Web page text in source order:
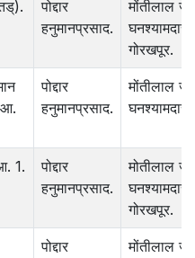
पोद्दार
हनुमानप्रसाद.
मोंतीलाल
घनश्यामदास
गोरखपूर.
पोद्दार
हनुमानप्रसाद.
मोंतीलाल
घनश्यामदास.
1.
पोद्दार
हनुमानप्रसाद.
मोतीलाल
घनश्यामदास
गोरखपूर.
पोद्दार
मोंतीलाल